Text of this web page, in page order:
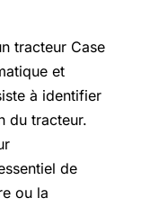
tracteur Case
et
à identifier
du tracteur.
de
ou la